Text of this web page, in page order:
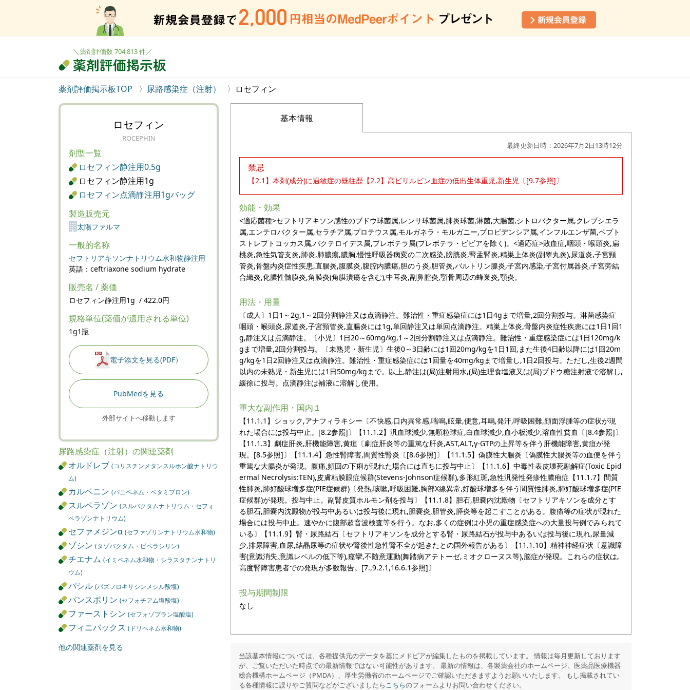
＼薬剤評価数 704,813 件／
薬剤評価掲示板TOP 尿路感染症（注射） ロセフィン
ロセフィン
ROCEPHIN
剤型一覧
ロセフィン静注用0.5g
ロセフィン静注用1g
ロセフィン点滴静注用1gバッグ
製造販売元
太陽ファルマ
一般的名称
セフトリアキソンナトリウム水和物静注用
英語：ceftriaxone sodium hydrate
販売名 / 薬価
ロセフィン静注用1g / 422.0円
規格単位(薬価が適用される単位)
1g1瓶
電子添文を見る(PDF）
PubMedを見る
外部サイトへ移動します
尿路感染症（注射）の関連薬剤
オルドレブ(コリスチンメタンスルホン酸ナトリウ
ム)
カルベニン(パニペネム・ベタミプロン)
スルペラゾン(スルバクタムナトリウム・セフォ
ペラゾンナトリウム)
セファメジンα(セファゾリンナトリウム水和物)
ゾシン(タゾバクタム・ピペラシリン)
チエナム(イミペネム水和物・シラスタチンナトリ
ウム)
パシル(パズフロキサシンメシル酸塩)
パンスポリン(セフォチアム塩酸塩)
ファーストシン(セフォゾプラン塩酸塩)
フィニバックス(ドリペネム水和物)
他の関連薬剤を見る
基本情報
最終更新日時：2026年7月2日13時12分
禁忌
【2.1】本剤(成分)に過敏症の既往歴【2.2】高ビリルビン血症の低出生体重児,新生児〔[9.7参照]〕
効能・効果
<適応菌種>セフトリアキソン感性のブドウ球菌属,レンサ球菌属,肺炎球菌,淋菌,大腸菌,シトロバクター属,クレブシエラ
属,エンテロバクター属,セラチア属,プロテウス属,モルガネラ・モルガニー,プロビデンシア属,インフルエンザ菌,ペプト
ストレプトコッカス属,バクテロイデス属,プレボテラ属(プレボテラ・ビビアを除く)。<適応症>敗血症,咽頭・喉頭炎,扁
桃炎,急性気管支炎,肺炎,肺膿瘍,膿胸,慢性呼吸器病変の二次感染,膀胱炎,腎盂腎炎,精巣上体炎(副睾丸炎),尿道炎,子宮頸
管炎,骨盤内炎症性疾患,直腸炎,腹膜炎,腹腔内膿瘍,胆のう炎,胆管炎,バルトリン腺炎,子宮内感染,子宮付属器炎,子宮旁結
合織炎,化膿性髄膜炎,角膜炎(角膜潰瘍を含む),中耳炎,副鼻腔炎,顎骨周辺の蜂巣炎,顎炎。
用法・用量
〔成人〕1日1～2g,1～2回分割静注又は点滴静注。難治性・重症感染症には1日4gまで増量,2回分割投与。淋菌感染症
咽頭・喉頭炎,尿道炎,子宮頸管炎,直腸炎には1g,単回静注又は単回点滴静注。精巣上体炎,骨盤内炎症性疾患には1日1回1
g,静注又は点滴静注。〔小児〕1日20～60mg/kg,1～2回分割静注又は点滴静注。難治性・重症感染症には1日120mg/k
gまで増量,2回分割投与。〔未熟児・新生児〕生後0～3日齢には1回20mg/kgを1日1回,また生後4日齢以降には1回20m
g/kgを1日2回静注又は点滴静注。難治性・重症感染症には1回量を40mg/kgまで増量し,1日2回投与。ただし,生後2週間
以内の未熟児・新生児には1日50mg/kgまで。以上,静注は(局)注射用水,(局)生理食塩液又は(局)ブドウ糖注射液で溶解し,
緩徐に投与。点滴静注は補液に溶解し使用。
重大な副作用・国内１
【11.1.1】ショック,アナフィラキシー〔不快感,口内異常感,喘鳴,眩暈,便意,耳鳴,発汗,呼吸困難,顔面浮腫等の症状が現
れた場合には投与中止。[8.2参照]〕【11.1.2】汎血球減少,無顆粒球症,白血球減少,血小板減少,溶血性貧血〔[8.4参照]〕
【11.1.3】劇症肝炎,肝機能障害,黄疸〔劇症肝炎等の重篤な肝炎,AST,ALT,γ-GTPの上昇等を伴う肝機能障害,黄疸が発
現。[8.5参照]〕【11.1.4】急性腎障害,間質性腎炎〔[8.6参照]〕【11.1.5】偽膜性大腸炎〔偽膜性大腸炎等の血便を伴う
重篤な大腸炎が発現。腹痛,頻回の下痢が現れた場合には直ちに投与中止〕【11.1.6】中毒性表皮壊死融解症(Toxic Epid
ermal Necrolysis:TEN),皮膚粘膜眼症候群(Stevens-Johnson症候群),多形紅斑,急性汎発性発疹性膿疱症【11.1.7】間質
性肺炎,肺好酸球増多症(PIE症候群)〔発熱,咳嗽,呼吸困難,胸部X線異常,好酸球増多を伴う間質性肺炎,肺好酸球増多症(PIE
症候群)が発現。投与中止。副腎皮質ホルモン剤を投与〕【11.1.8】胆石,胆嚢内沈殿物〔セフトリアキソンを成分とす
る胆石,胆嚢内沈殿物が投与中あるいは投与後に現れ,胆嚢炎,胆管炎,膵炎等を起こすことがある。腹痛等の症状が現れた
場合には投与中止。速やかに腹部超音波検査等を行う。なお,多くの症例は小児の重症感染症への大量投与例でみられて
いる〕【11.1.9】腎・尿路結石〔セフトリアキソンを成分とする腎・尿路結石が投与中あるいは投与後に現れ,尿量減
少,排尿障害,血尿,結晶尿等の症状や腎後性急性腎不全が起きたとの国外報告がある〕【11.1.10】精神神経症状〔意識障
害(意識消失,意識レベルの低下等),痙攣,不随意運動(舞踏病アテトーゼ,ミオクローヌス等),脳症が発現。これらの症状は,
高度腎障害患者での発現が多数報告。[7.,9.2.1,16.6.1参照]〕
投与期間制限
なし
当該基本情報については、各種提供元のデータを基にメドピアが編集したものを掲載しています。 情報は毎月更新しております
が、ご覧いただいた時点での最新情報ではない可能性があります。 最新の情報は、各製薬会社のホームページ、医薬品医療機器
総合機構ホームページ（PMDA）、厚生労働省のホームページでご確認いただきますようお願いいたします。 もし掲載されてい
る各種情報に誤りやご質問などがございましたらこちらのフォームよりお問い合わせください。